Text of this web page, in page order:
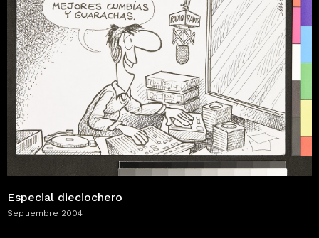
Especial dieciochero
Septiembre 2004